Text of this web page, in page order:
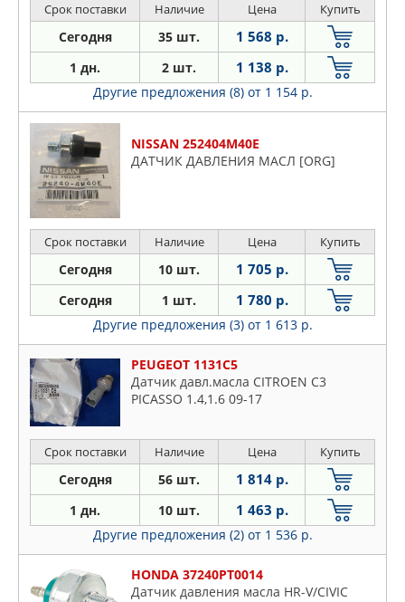
Срок поставки Наличие Цена Купить
Сегодня 35 шт. 1 568 р.
1 дн. 2 шт. 1 138 р.
Другие предложения (8) от 1 154 р.
NISSAN 252404M40E
ДАТЧИК ДАВЛЕНИЯ МАСЛ [ORG]
Срок поставки Наличие Цена Купить
Сегодня 10 шт. 1 705 р.
Сегодня 1 шт. 1 780 р.
Другие предложения (3) от 1 613 р.
PEUGEOT 1131C5
Датчик давл.масла CITROEN С3
PICASSO 1.4,1.6 09-17
Срок поставки Наличие Цена Купить
Сегодня 56 шт. 1 814 р.
1 дн. 10 шт. 1 463 р.
Другие предложения (2) от 1 536 р.
HONDA 37240PT0014
Датчик давления масла HR-V/CIVIC